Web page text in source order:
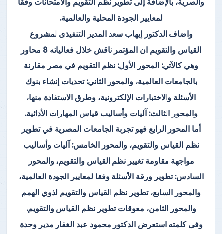
لمعايير الجودة المحلية والعالمية.
واضاف الدكتور إيهاب سعد المدير التنفيذى لمشروع
القياس والتقويم ان المؤتمر ناقش خلال فعالياته 8 محاور
وهي كالآتي: المحور الأول: نظم التقويم في مصر مقارنة
بالجامعات العالمية، والمحور الثاني: تحديات إنشاء بنوك
الأسئلة والاختبارات الإلكترونية، وطرق الاستفادة منها،
والمحور الثالث: آليات وأساليب قياس المهارات الأدائية.
أما المحور الرابع فهو تجربة الجامعات المصرية في تطوير
نظم القياس والتقويم، والمحور الخامس: آليات وأساليب
مواجهة مقاومة تغيير نظم القياس والتقويم، والمحور
السادس: تطوير ورقة الأسئلة وفقا لمعايير الجودة العالمية،
والمحور السابع، تطوير نظم القياس والتقويم لذوي الهمم
والمحور الثامن، معوقات تطوير نظم القياس والتقويم.
وفى كلمته استعرض الدكتور محمود عبد الغفار مدير وحدة